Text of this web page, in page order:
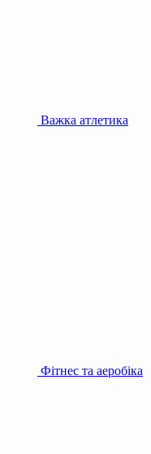
Важка атлетика
Фітнес та аеробіка